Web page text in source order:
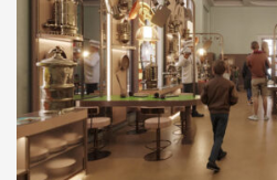
не только в столице. Всего
1000 бизнес-залов по